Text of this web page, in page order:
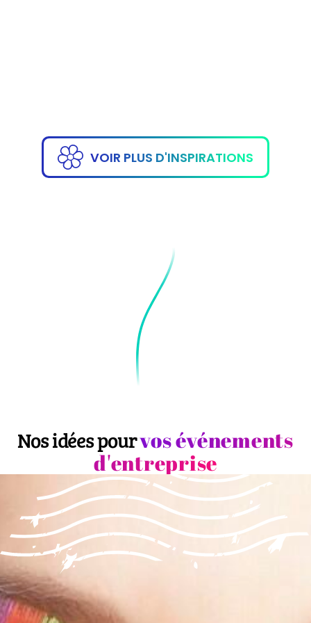
VOIR PLUS D'INSPIRATIONS
Nos idées pourvos événements
d'entreprise